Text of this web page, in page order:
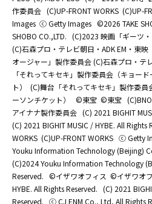
作委員会 (C)UP-FRONT WORKS (C)UP-
Images ⓒ Getty Images ©2026 TAKE
SHOBO CO.,LTD. (C)2023 映画「ギーツ
(C)石森プロ・テレビ朝日・ADK EM・東映
オージャー」製作委員会 (C)石森プロ・テ
「それってキセキ」製作委員会（キョー
ト）
(C)舞台「それってキセキ」製作委
ーソンチケット）
©東宝 ©東宝
アイナナ製作委員会 (C) 2021 BIGHIT
(C) 2021 BIGHIT MUSIC / HYBE. All Rights
WORKS (C)UP-FRONT WORKS ⓒ Getty
Youku Information Technology (Beijing)
(C)2024 Youku Information Technology
Reserved. ©イザワオフィス ©イザワオ
HYBE. All Rights Reserved. (C) 2021
Reserved. ⓒ CJ ENM Co., Ltd, All Rights